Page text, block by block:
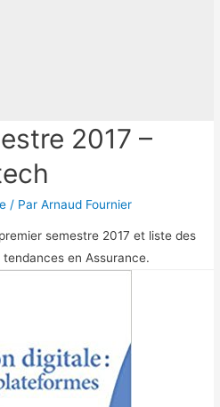
2017 –
/ ParArnaud Fournier
semestre 2017 et liste des
en Assurance.